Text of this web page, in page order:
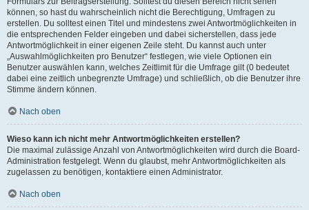
können, so hast du wahrscheinlich nicht die Berechtigung, Umfragen zu
erstellen. Du solltest einen Titel und mindestens zwei Antwortmöglichkeiten in
die entsprechenden Felder eingeben und dabei sicherstellen, dass jede
Antwortmöglichkeit in einer eigenen Zeile steht. Du kannst auch unter
„Auswahlmöglichkeiten pro Benutzer“ festlegen, wie viele Optionen ein
Benutzer auswählen kann, welches Zeitlimit für die Umfrage gilt (0 bedeutet
dabei eine zeitlich unbegrenzte Umfrage) und schließlich, ob die Benutzer ihre
Stimme ändern können.
Nach oben
Wieso kann ich nicht mehr Antwortmöglichkeiten erstellen?
Die maximal zulässige Anzahl von Antwortmöglichkeiten wird durch die Board-
Administration festgelegt. Wenn du glaubst, mehr Antwortmöglichkeiten als
zugelassen zu benötigen, kontaktiere einen Administrator.
Nach oben